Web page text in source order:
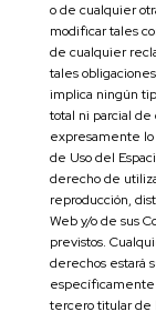
o de cualquier
modificar tales
de cualquier
tales
implica ningún
total ni parcial de
expresamente lo
de Uso del
derecho de
reproducción,
Web y/o de sus
previstos.
derechos estará
específicamente
tercero titular de